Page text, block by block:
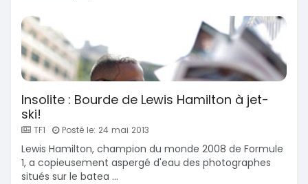
Insolite : Bourde de Lewis Hamilton à jet-
ski!
TF1 Posté le: 24 mai 2013
Lewis Hamilton, champion du monde 2008 de Formule
1, a copieusement aspergé d'eau des photographes
situés sur le batea ...